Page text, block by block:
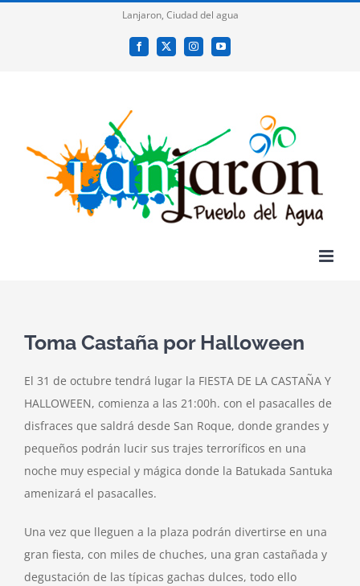
Lanjaron, Ciudad del agua
Facebook
X InstagramYouTube
Toma Castaña por Halloween
El 31 de octubre tendrá lugar la FIESTA DE LA CASTAÑA Y
HALLOWEEN, comienza a las 21:00h. con el pasacalles de
disfraces que saldrá desde San Roque, donde grandes y
pequeños podrán lucir sus trajes terroríficos en una
noche muy especial y mágica donde la Batukada Santuka
amenizará el pasacalles.
Una vez que lleguen a la plaza podrán divertirse en una
gran fiesta, con miles de chuches, una gran castañada y
degustación de las típicas gachas dulces, todo ello